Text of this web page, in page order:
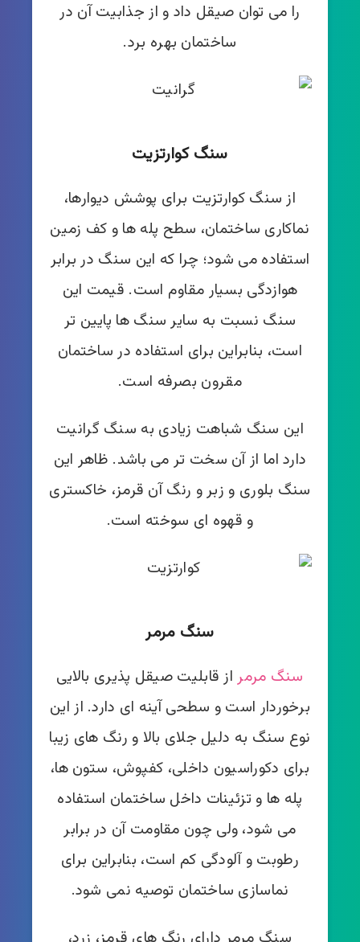
را می توان صیقل داد و از جذابیت آن در
ساختمان بهره برد.
سنگ کوارتزیت
از سنگ کوارتزیت برای پوشش دیوارها،
نماکاری ساختمان، سطح پله ها و کف زمین
استفاده می شود؛ چرا که این سنگ در برابر
هوازدگی بسیار مقاوم است. قیمت این
سنگ نسبت به سایر سنگ ها پایین تر
است، بنابراین برای استفاده در ساختمان
مقرون بصرفه است.
این سنگ شباهت زیادی به سنگ گرانیت
دارد اما از آن سخت تر می باشد. ظاهر این
سنگ بلوری و زبر و رنگ آن قرمز، خاکستری
و قهوه ای سوخته است.
سنگ مرمر
سنگ مرمراز قابلیت صیقل پذیری بالایی
برخوردار است و سطحی آینه ای دارد. از این
نوع سنگ به دلیل جلای بالا و رنگ های زیبا
برای دکوراسیون داخلی، کفپوش، ستون ها،
پله ها و تزئینات داخل ساختمان استفاده
می شود، ولی چون مقاومت آن در برابر
رطوبت و آلودگی کم است، بنابراین برای
نماسازی ساختمان توصیه نمی شود.